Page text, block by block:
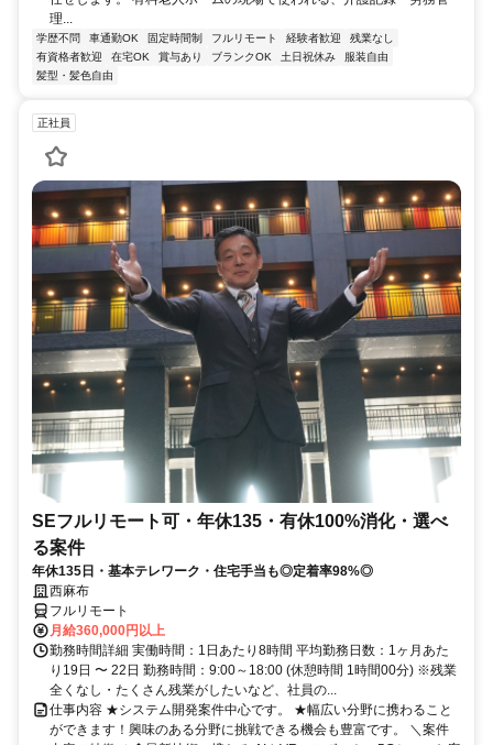
理...
学歴不問 車通勤OK 固定時間制 フルリモート 経験者歓迎
残業なし
有資格者歓迎
在宅OK 賞与あり ブランクOK 土日祝休み
服装自由
髪型・髪色自由
正社員
SEフルリモート可・年休135・有休100%消化・選べ
る案件
年休135日・基本テレワーク・住宅手当も◎定着率98%◎
西麻布
フルリモート
月給360,000円以上
勤務時間詳細 実働時間：1日あたり8時間 平均勤務日数：1ヶ月あた
り19日 〜 22日 勤務時間：9:00～18:00 (休憩時間 1時間00分) ※残業
全くなし・たくさん残業がしたいなど、社員の...
仕事内容 ★システム開発案件中心です。 ★幅広い分野に携わること
ができます！興味のある分野に挑戦できる機会も豊富です。 ＼案件